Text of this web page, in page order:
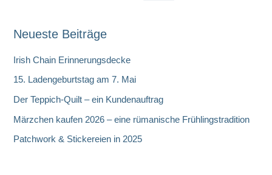
h
Neueste Beiträge
Irish Chain Erinnerungsdecke
15. Ladengeburtstag am 7. Mai
Der Teppich-Quilt – ein Kundenauftrag
Märzchen kaufen 2026 – eine rümanische Frühlingstradition
Patchwork & Stickereien in 2025